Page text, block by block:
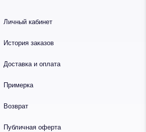
Личный кабинет
История заказов
Доставка и оплата
Примерка
Возврат
Публичная оферта